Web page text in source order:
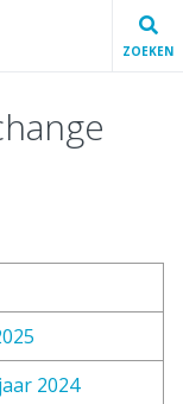
ZOEKEN
2024